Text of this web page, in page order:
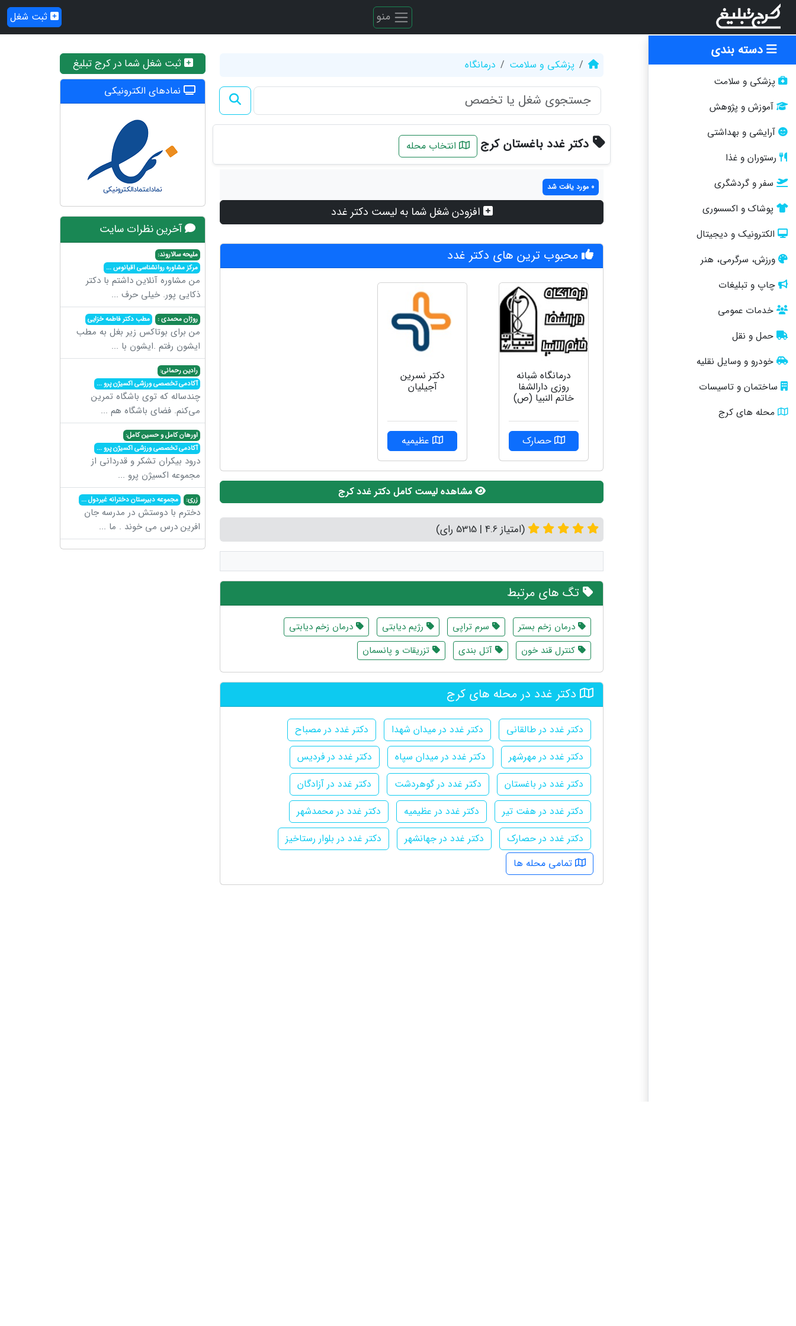
منو ثبت شغل
دسته بندی
پزشکی و سلامت
آموزش و پژوهش
آرایشی و بهداشتی
رستوران و غذا
سفر و گردشگری
پوشاک و اکسسوری
الکترونیک و دیجیتال
ورزش، سرگرمی، هنر
چاپ و تبلیغات
خدمات عمومی
حمل و نقل
خودرو و وسایل نقلیه
ساختمان و تاسیسات
محله های کرج
پزشکی و سلامت درمانگاه
دکتر غدد باغستان کرج انتخاب محله
0 مورد یافت شد
افزودن شغل شما به لیست دکتر غدد
محبوب ترین های دکتر غدد
درمانگاه شبانه
روزی دارالشفا
خاتم النبیا (ص)
حصارک
دکتر نسرین
آجیلیان
عظیمیه
مشاهده لیست کامل دکتر غدد کرج
(امتیاز 4.6 | 5315 رای)
تگ های مرتبط
درمان زخم بستر سرم تراپی رژیم دیابتی
درمان زخم دیابتی
کنترل قند خون
آتل بندی تزریقات و پانسمان
دکتر غدد در محله های کرج
دکتر غدد در طالقانی دکتر غدد در میدان شهدا
دکتر غدد در مصباح
دکتر غدد در مهرشهر
دکتر غدد در میدان سپاه
دکتر غدد در فردیس
دکتر غدد در باغستان
دکتر غدد در گوهردشت
دکتر غدد در آزادگان
دکتر غدد در هفت تیر
دکتر غدد در عظیمیه
دکتر غدد در محمدشهر
دکتر غدد در حصارک
دکتر غدد در جهانشهر
دکتر غدد در بلوار رستاخیز
تمامی محله ها
ثبت شغل شما در کرج تبلیغ
نمادهای الکترونیکی
آخرین نظرات سایت
ملیحه سالاروند:
مرکز مشاوره روانشناسی اقیانوس...
من مشاوره آنلاین داشتم با دکتر
ذکایی پور. خیلی حرف ...
روژان محمدی : مطب دکتر فاطمه خزایی
من برای بوتاکس زیر بغل به مطب
ایشون رفتم .ایشون با ...
رادین رحمانی:
آکادمی تخصصی ورزشی اکسیژن پرو...
چندساله که توی باشگاه تمرین
می‌کنم. فضای باشگاه هم ...
اورهان کامل و حسین کامل:
آکادمی تخصصی ورزشی اکسیژن پرو...
درود بیکران تشکر و قدردانی از
مجموعه اکسیژن پرو ...
زری: مجموعه دبیرستان دخترانه غیردول...
دخترم با دوستش در مدرسه جان
افرین درس می خوند . ما ...